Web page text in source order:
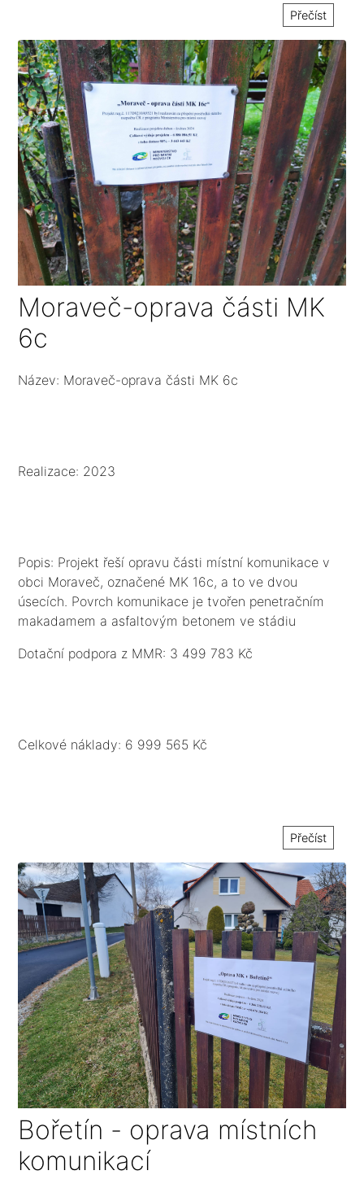
Přečíst
Moraveč-oprava části MK
6c
Název: Moraveč-oprava části MK 6c
Realizace: 2023
Popis: Projekt řeší opravu části místní komunikace v
obci Moraveč, označené MK 16c, a to ve dvou
úsecích. Povrch komunikace je tvořen penetračním
makadamem a asfaltovým betonem ve stádiu
jsou dostačující. Nevyhovující je stávající kryt z
podélným a příčným spádem do nezpevněných ploch.
Dotační podpora z MMR: 3 499 783 Kč
Celkové náklady: 6 999 565 Kč
Přečíst
Bořetín - oprava místních
komunikací